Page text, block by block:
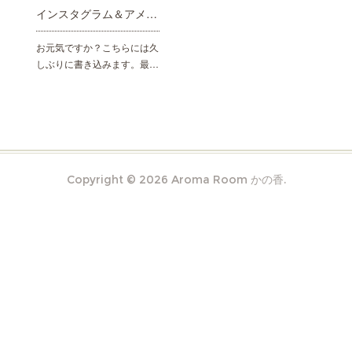
インスタグラム＆アメブロに投稿しています
お元気ですか？こちらには久
しぶりに書き込みます。最…
Copyright © 2026 Aroma Room かの香.